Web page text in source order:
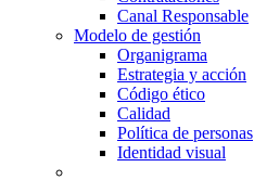
Canal Responsable
Modelo de gestión
Organigrama
Estrategia y acción
Código ético
Calidad
Política de personas
Identidad visual